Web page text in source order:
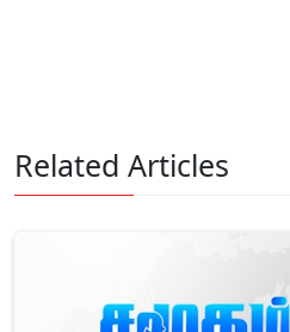
Related Articles